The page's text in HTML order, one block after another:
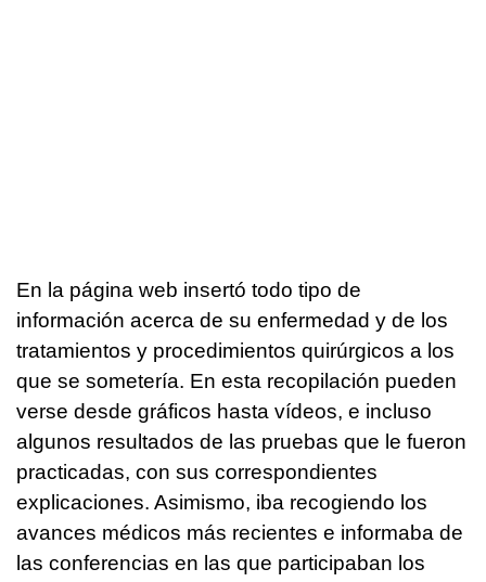
En la página web insertó todo tipo de
información acerca de su enfermedad y de los
tratamientos y procedimientos quirúrgicos a los
que se sometería. En esta recopilación pueden
verse desde gráficos hasta vídeos, e incluso
algunos resultados de las pruebas que le fueron
practicadas, con sus correspondientes
explicaciones. Asimismo, iba recogiendo los
avances médicos más recientes e informaba de
las conferencias en las que participaban los